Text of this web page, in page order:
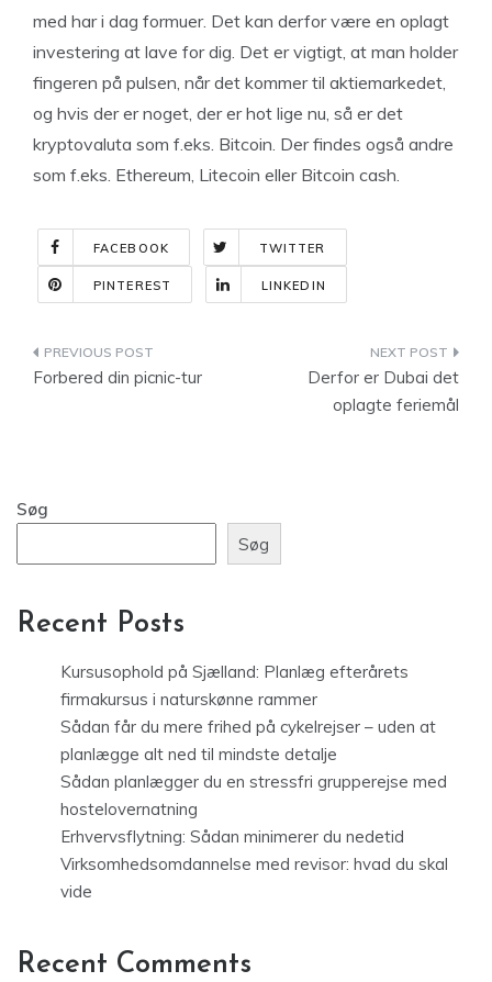
med har i dag formuer. Det kan derfor være en oplagt
investering at lave for dig. Det er vigtigt, at man holder
fingeren på pulsen, når det kommer til aktiemarkedet,
og hvis der er noget, der er hot lige nu, så er det
kryptovaluta som f.eks. Bitcoin. Der findes også andre
som f.eks. Ethereum, Litecoin eller Bitcoin cash.
FACEBOOK TWITTER
PINTEREST LINKEDIN
Indlægsnavigation
Forbered din picnic-tur
Derfor er Dubai det
oplagte feriemål
Søg
Søg
Recent Posts
Kursusophold på Sjælland: Planlæg efterårets
firmakursus i naturskønne rammer
Sådan får du mere frihed på cykelrejser – uden at
planlægge alt ned til mindste detalje
Sådan planlægger du en stressfri grupperejse med
hostelovernatning
Erhvervsflytning: Sådan minimerer du nedetid
Virksomhedsomdannelse med revisor: hvad du skal
vide
Recent Comments